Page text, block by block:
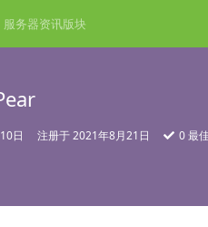
服务器资讯版块
日 注册于2021年8月21日 0最